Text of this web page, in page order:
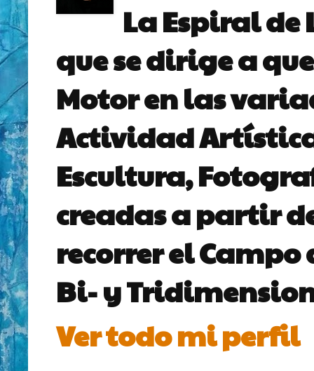
La Espiral de
que se dirige a
Motor en las
Actividad
Escultura,
creadas a partir
recorrer el
Bi- y
Ver todo mi perfil